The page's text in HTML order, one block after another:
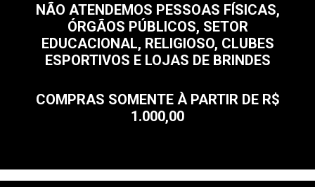
NÃO ATENDEMOS PESSOAS FÍSICAS,
ÓRGÃOS PÚBLICOS, SETOR
EDUCACIONAL, RELIGIOSO, CLUBES
ESPORTIVOS E LOJAS DE BRINDES
COMPRAS SOMENTE À PARTIR DE R$
1.000,00